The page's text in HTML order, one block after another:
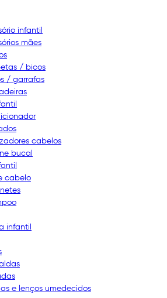
infantil
mães
/ bicos
/ garrafas
cabelos
bucal
cabelo
infantil
e lenços umedecidos